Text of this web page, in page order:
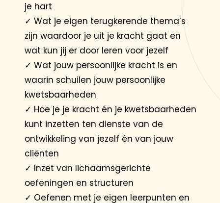
je hart
✓ Wat je eigen terugkerende thema’s
zijn waardoor je uit je kracht gaat en
wat kun jij er door leren voor jezelf
✓ Wat jouw persoonlijke kracht is en
waarin schuilen jouw persoonlijke
kwetsbaarheden
✓ Hoe je je kracht én je kwetsbaarheden
kunt inzetten ten dienste van de
ontwikkeling van jezelf én van jouw
cliënten
✓ Inzet van lichaamsgerichte
oefeningen en structuren
✓ Oefenen met je eigen leerpunten en